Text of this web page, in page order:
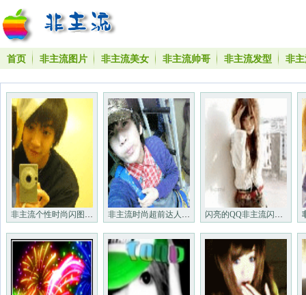
首页 非主流图片 非主流美女 非主流帅哥 非主流发型 非
非主流个性时尚闪图头像_非主流时尚闪动头像 非主流时尚超前达人闪动头像_好看的QQ头像 闪亮的QQ非主流闪动头像＿个性非主流闪动头像